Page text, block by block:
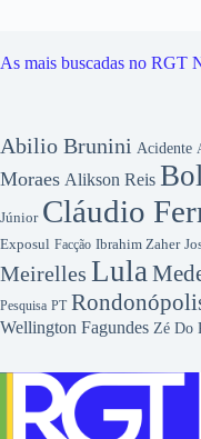
As mais buscadas no RGT
Abilio Brunini Acidente
Moraes Alikson Reis
Júnior Cláudio
Exposul Facção Ibrahim Zaher
Meirelles Lula
Pesquisa PT
Wellington Fagundes Zé Do